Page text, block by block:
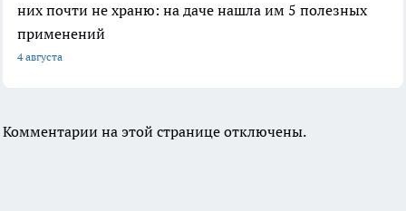
них почти не храню: на даче нашла им 5 полезных
применений
4 августа
Комментарии на этой странице отключены.